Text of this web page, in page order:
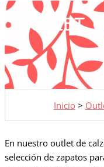
Outlet
Inicio>
En nuestro outlet de
selección de zapatos